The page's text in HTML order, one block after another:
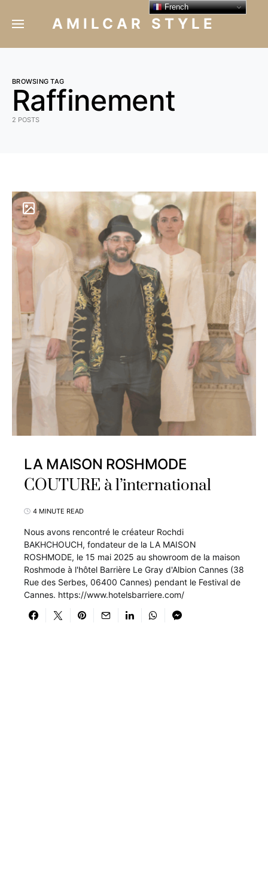
AMILCAR STYLE
BROWSING TAG
Raffinement
2 POSTS
LA MAISON ROSHMODE
COUTURE à l’international
4 MINUTE READ
Nous avons rencontré le créateur Rochdi
BAKHCHOUCH, fondateur de la LA MAISON
ROSHMODE, le 15 mai 2025 au showroom de la maison
Roshmode à l'hôtel Barrière Le Gray d'Albion Cannes (38
Rue des Serbes, 06400 Cannes) pendant le Festival de
Cannes. https://www.hotelsbarriere.com/
French